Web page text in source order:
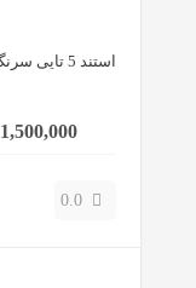
استند 5 تایی سرنگ
1,500,000 تومان
0.0